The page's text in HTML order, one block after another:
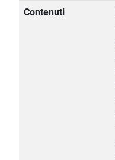
Contenuti